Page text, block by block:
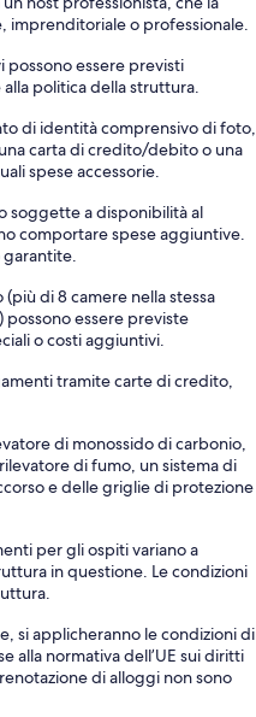
imprenditoriale o professionale.
possono essere previsti
politica della struttura.
di identità comprensivo di foto,
carta di credito/debito o una
spese accessorie.
soggette a disponibilità al
comportare spese aggiuntive.
di 8 camere nella stessa
essere previste
o costi aggiuntivi.
tramite carte di credito,
di monossido di carbonio,
di fumo, un sistema di
e delle griglie di protezione
per gli ospiti variano a
in questione. Le condizioni
si applicheranno le condizioni di
alla normativa dell’UE sui diritti
di alloggi non sono